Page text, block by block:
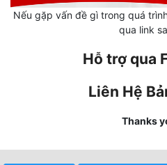
Khoa Huyễn
Kỳ Ảo
Nếu gặp vấn đề gì trong quá
qua link
Hỗ trợ qua
Liên Hệ
Thanks